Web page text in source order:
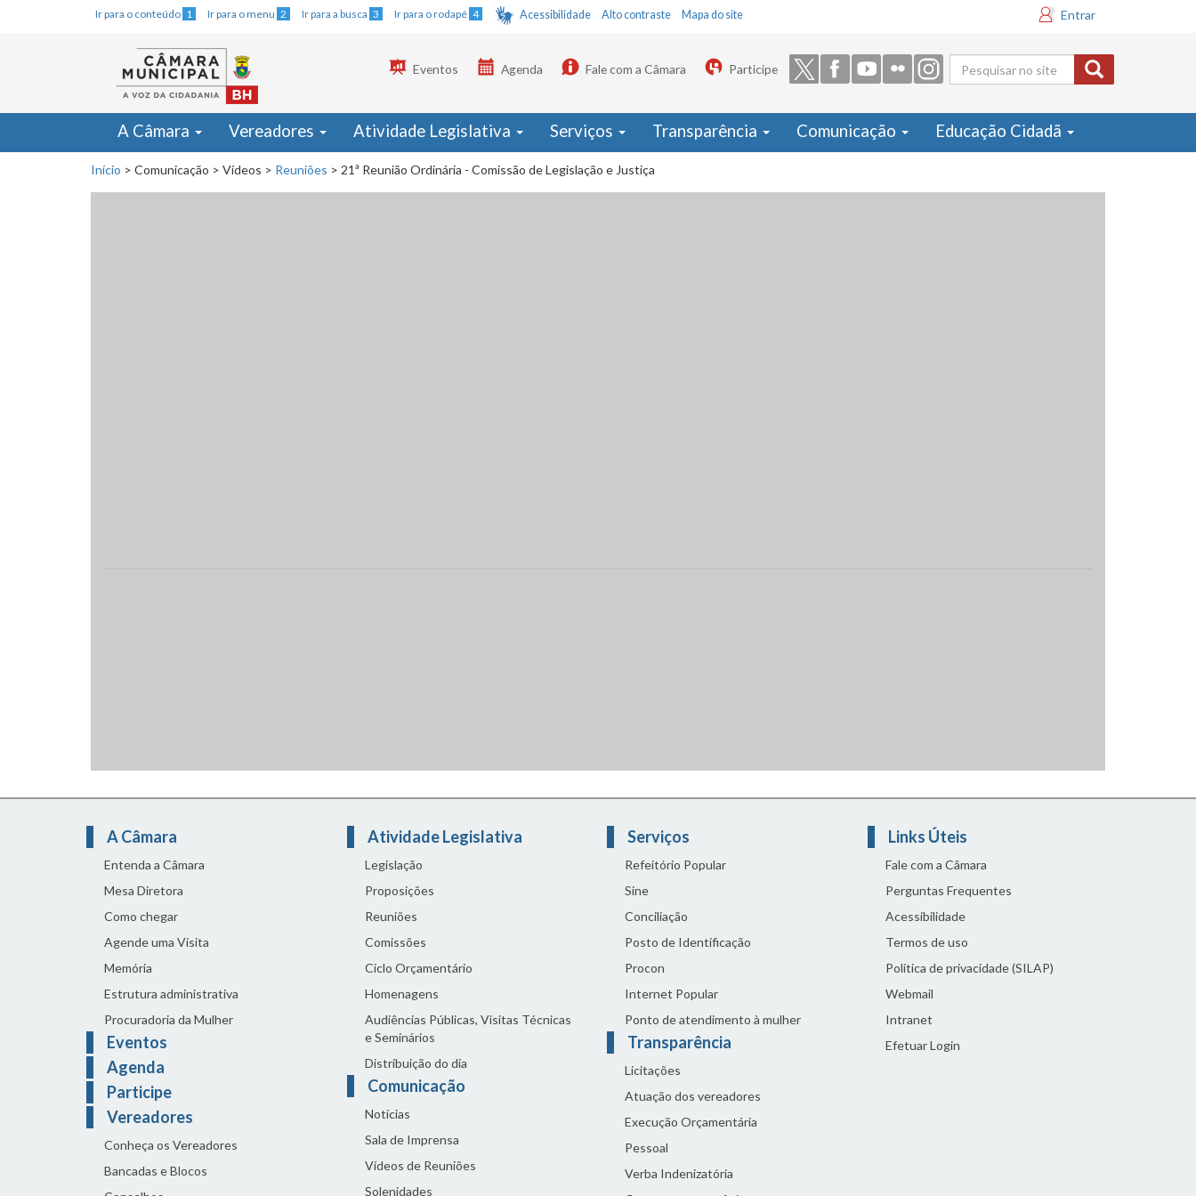
Ir para o conteúdo 1 Ir para o menu 2 Ir para a busca 3 Ir para o rodapé 4 Acessibilidade Alto contraste Mapa do site Entrar
Formulário
de busca
Eventos Agenda Fale com a Câmara Participe
A Câmara Vereadores Atividade Legislativa Serviços Transparência Comunicação Educação Cidadã
Início > Comunicação > Vídeos > Reuniões > 21ª Reunião Ordinária - Comissão de Legislação e Justiça
A Câmara
Entenda a Câmara
Mesa Diretora
Como chegar
Agende uma Visita
Memória
Estrutura administrativa
Procuradoria da Mulher
Eventos
Agenda
Participe
Vereadores
Conheça os Vereadores
Bancadas e Blocos
Atividade Legislativa
Legislação
Proposições
Reuniões
Comissões
Ciclo Orçamentário
Homenagens
Audiências Públicas, Visitas Técnicas
e Seminários
Distribuição do dia
Comunicação
Notícias
Sala de Imprensa
Vídeos de Reuniões
Solenidades
Serviços
Refeitório Popular
Sine
Conciliação
Posto de Identificação
Procon
Internet Popular
Ponto de atendimento à mulher
Transparência
Licitações
Atuação dos vereadores
Execução Orçamentária
Pessoal
Verba Indenizatória
Links Úteis
Fale com a Câmara
Perguntas Frequentes
Acessibilidade
Termos de uso
Política de privacidade (SILAP)
Webmail
Intranet
Efetuar Login